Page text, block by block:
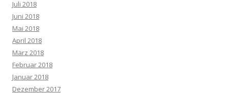
Juli 2018
Juni 2018
Mai 2018
April 2018
März 2018
Februar 2018
Januar 2018
Dezember 2017